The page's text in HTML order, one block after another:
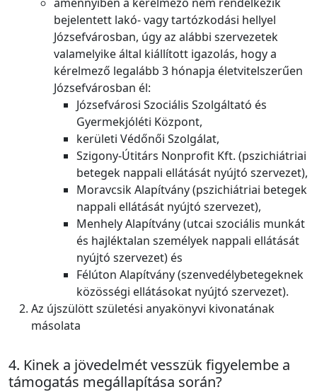
bejelentett lakó- vagy tartózkodási hellyel
Józsefvárosban, úgy az alábbi szervezetek
valamelyike által kiállított igazolás, hogy a
kérelmező legalább 3 hónapja életvitelszerűen
Józsefvárosban él:
Józsefvárosi Szociális Szolgáltató és
Gyermekjóléti Központ,
kerületi Védőnői Szolgálat,
Szigony-Útitárs Nonprofit Kft. (pszichiátriai
betegek nappali ellátását nyújtó szervezet),
Moravcsik Alapítvány (pszichiátriai betegek
nappali ellátását nyújtó szervezet),
Menhely Alapítvány (utcai szociális munkát
és hajléktalan személyek nappali ellátását
nyújtó szervezet) és
Félúton Alapítvány (szenvedélybetegeknek
közösségi ellátásokat nyújtó szervezet).
Az újszülött születési anyakönyvi kivonatának
másolata
Kinek a jövedelmét vesszük figyelembe a
támogatás megállapítása során?